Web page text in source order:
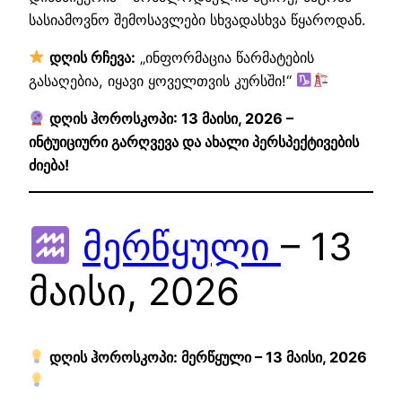
სასიამოვნო შემოსავლები სხვადასხვა წყაროდან.
დღის რჩევა: „ინფორმაცია წარმატების
გასაღებია, იყავი ყოველთვის კურსში!“
დღის ჰოროსკოპი: 13 მაისი, 2026 –
ინტუიციური გარღვევა და ახალი პერსპექტივების
ძიება!
მერწყული – 13
მაისი, 2026
დღის ჰოროსკოპი: მერწყული – 13 მაისი, 2026